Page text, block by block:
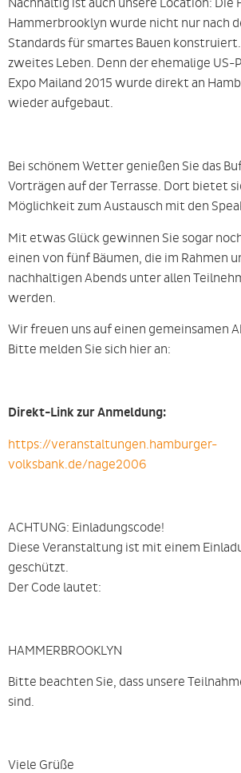
Nachhaltig ist auch unsere Location: Die
Hammerbrooklyn wurde nicht nur nach
Standards für smartes Bauen
zweites Leben. Denn der ehemalige US-
Expo Mailand 2015 wurde direkt an
wieder aufgebaut.
Bei schönem Wetter genießen Sie das
Vorträgen auf der Terrasse. Dort bietet
Möglichkeit zum Austausch mit den
Mit etwas Glück gewinnen Sie sogar
einen von fünf Bäumen, die im Rahmen
nachhaltigen Abends unter allen
werden.
Wir freuen uns auf einen gemeinsamen
Bitte melden Sie sich hier an:
Direkt-Link zur Anmeldung:
https://veranstaltungen.hamburger-
volksbank.de/nage2006
ACHTUNG: Einladungscode!
Diese Veranstaltung ist mit einem
geschützt.
Der Code lautet:
HAMMERBROOKLYN
Bitte beachten Sie, dass unsere
sind.
Viele Grüße